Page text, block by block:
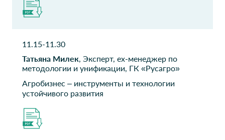
Бизнес-аналитик
РосАгрохимслужба
информационным
технологиям
ВИАПИ имени А.А.
Никонова
ведущий научный
сотрудник
11.15-11.30
Татьяна Милек, Эксперт, ex-менеджер по
методологии и унификации, ГК «Русагро»
Агробизнес – инструменты и технологии
устойчивого развития